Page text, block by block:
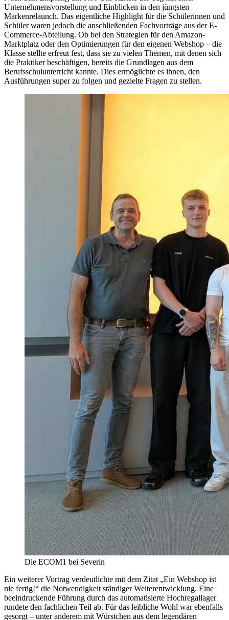
Unternehmensvorstellung und Einblicken in den jüngsten
Markenrelaunch. Das eigentliche Highlight für die Schülerinnen und
Schüler waren jedoch die anschließenden Fachvorträge aus der E-
Commerce-Abteilung. Ob bei den Strategien für den Amazon-
Marktplatz oder den Optimierungen für den eigenen Webshop – die
Klasse stellte erfreut fest, dass sie zu vielen Themen, mit denen sich
die Praktiker beschäftigen, bereits die Grundlagen aus dem
Berufsschulunterricht kannte. Dies ermöglichte es ihnen, den
Ausführungen super zu folgen und gezielte Fragen zu stellen.
Die ECOM1 bei Severin
Ein weiterer Vortrag verdeutlichte mit dem Zitat „Ein Webshop ist
nie fertig!“ die Notwendigkeit ständiger Weiterentwicklung. Eine
beeindruckende Führung durch das automatisierte Hochregallager
rundete den fachlichen Teil ab. Für das leibliche Wohl war ebenfalls
gesorgt – unter anderem mit Würstchen aus dem legendären